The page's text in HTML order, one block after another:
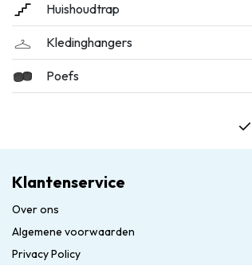
Huishoudtrap
Kledinghangers
Poefs
Klantenservice
Over ons
Algemene voorwaarden
Privacy Policy